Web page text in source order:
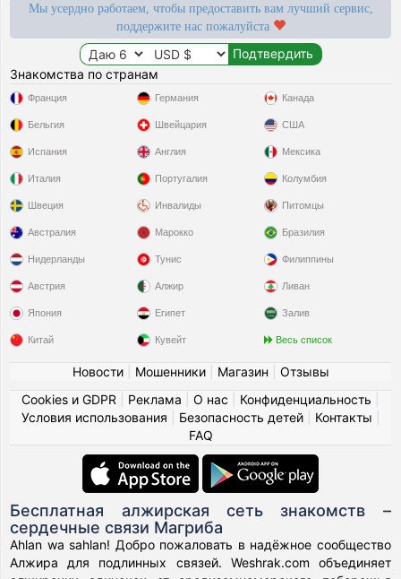
Мы усердно работаем, чтобы предоставить вам лучший сервис,
поддержите нас пожалуйста
Знакомства по странам
Франция
Бельгия
Испания
Италия
Швеция
Германия
Швейцария
Англия
Португалия
Инвалиды
Канада
США
Мексика
Колумбия
Питомцы
Австралия
Нидерланды
Австрия
Япония
Китай
Марокко
Тунис
Алжир
Египет
Кувейт
Бразилия
Филиппины
Ливан
Залив
Весь список
Новости| Мошенники| Магазин
Отзывы
Cookies и GDPR
Реклама О нас Конфиденциальность
Условия использования
Безопасность детей| Контакты
FAQ
Бесплатная алжирская сеть знакомств –
сердечные связи Магриба
Ahlan wa sahlan! Добро пожаловать в надёжное сообщество
Алжира для подлинных связей. Weshrak.com объединяет